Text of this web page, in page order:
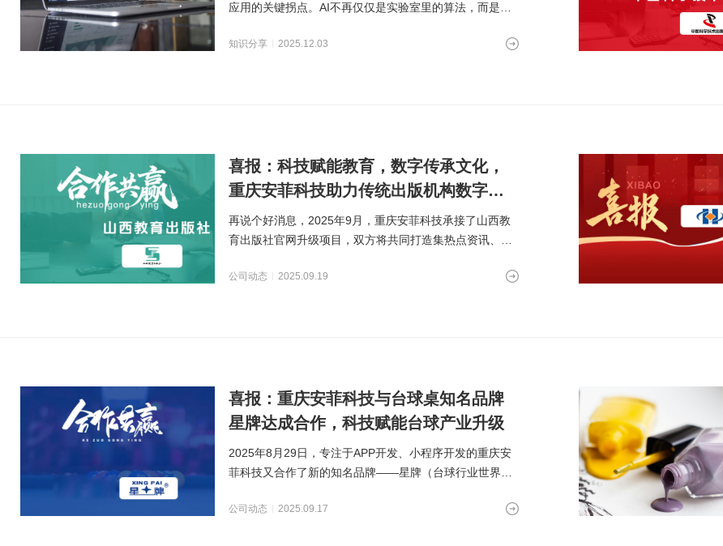
应用的关键拐点。AI不再仅仅是实验室里的算法，而是通
知识分享 2025.12.03
喜报：科技赋能教育，数字传承文化，
重庆安菲科技助力传统出版机构数字化
转型
再说个好消息，2025年9月，重庆安菲科技承接了山西教
育出版社官网升级项目，双方将共同打造集热点资讯、图
公司动态 2025.09.19
喜报：重庆安菲科技与台球桌知名品牌
星牌达成合作，科技赋能台球产业升级
2025年8月29日，专注于APP开发、小程序开发的重庆安
菲科技又合作了新的知名品牌——星牌（台球行业世界知
公司动态 2025.09.17